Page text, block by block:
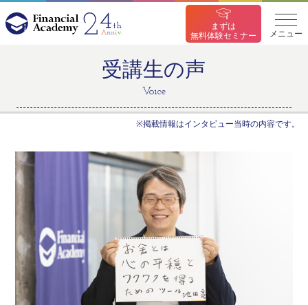
まずは
無料体験セミナー
メニュー
受講生の声
Voice
※掲載情報はインタビュー当時の内容です。